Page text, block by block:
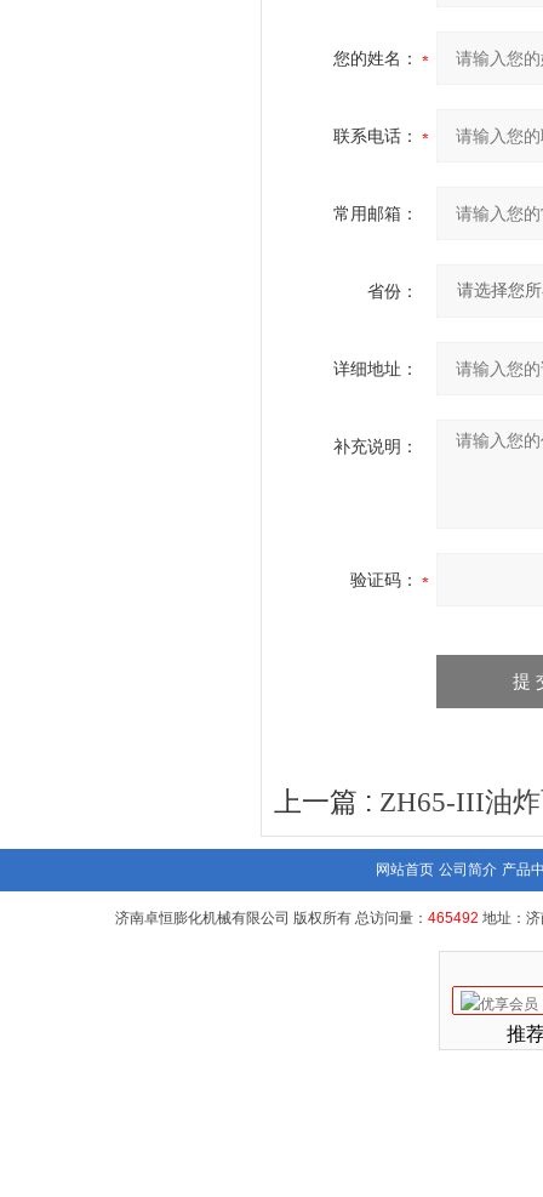
您的姓名：
联系电话：
常用邮箱：
省份：
详细地址：
补充说明：
验证码：
上一篇 : ZH65-III油
网站首页 公司简介 产品
济南卓恒膨化机械有限公司 版权所有 总访问量： 465492 地址：
推